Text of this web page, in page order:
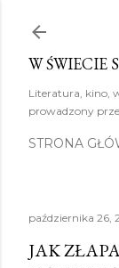
W ŚWIECIE
Literatura, kino,
prowadzony
STRONA
października 26,
JAK